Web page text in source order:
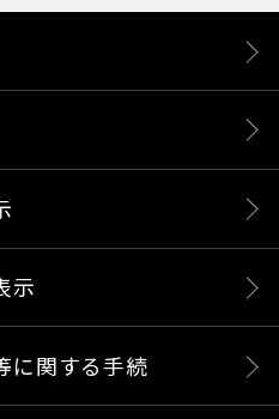
示
に関する手続